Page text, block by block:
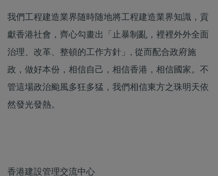
我們工程建造業界随時随地將工程建造業界知識，貢
獻香港社會，齊心勾畫出「止暴制亂，裡裡外外全面
治理、改革、整頓的工作方針」, 從而配合政府施
政，做好本份，相信自己，相信香港，相信國家。不
管這場政治颱風多狂多猛，我們相信東方之珠明天依
然發光發熱。
香港建設管理交流中心